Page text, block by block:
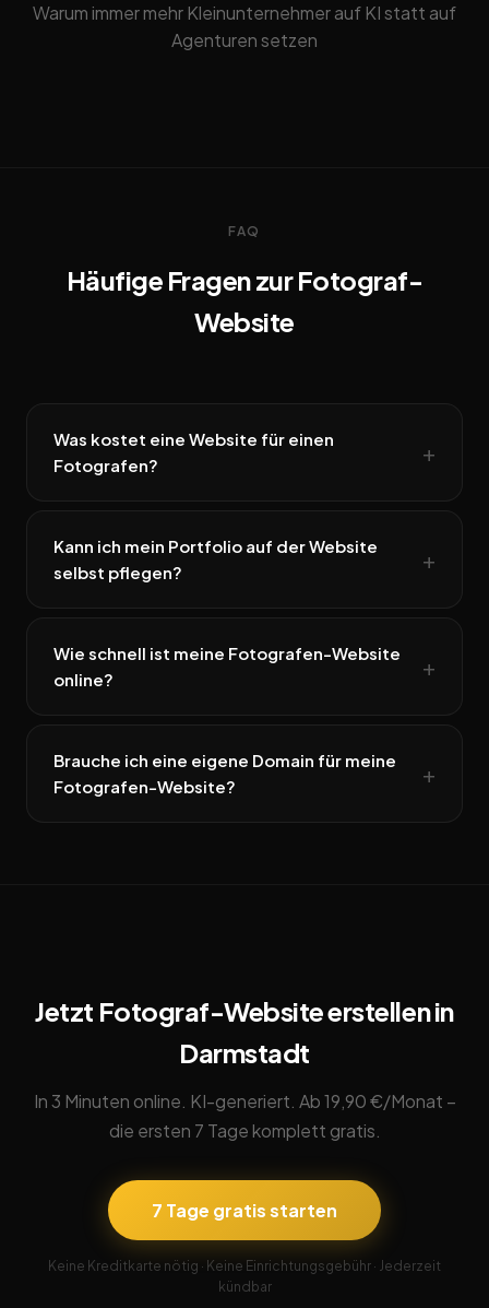
Warum immer mehr Kleinunternehmer auf KI statt auf
Agenturen setzen
FAQ
Häufige Fragen zur Fotograf-
Website
Was kostet eine Website für einen
Fotografen?
Kann ich mein Portfolio auf der Website
selbst pflegen?
Wie schnell ist meine Fotografen-Website
online?
Brauche ich eine eigene Domain für meine
Fotografen-Website?
Jetzt Fotograf-Website erstellen in
Darmstadt
In 3 Minuten online. KI-generiert. Ab 19,90 €/Monat –
die ersten 7 Tage komplett gratis.
7 Tage gratis starten
Keine Kreditkarte nötig · Keine Einrichtungsgebühr · Jederzeit
kündbar